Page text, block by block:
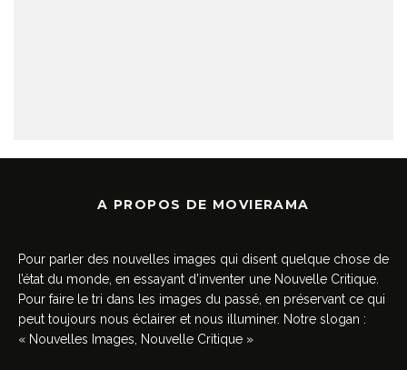
A PROPOS DE MOVIERAMA
Pour parler des nouvelles images qui disent quelque chose de
l’état du monde, en essayant d’inventer une Nouvelle Critique.
Pour faire le tri dans les images du passé, en préservant ce qui
peut toujours nous éclairer et nous illuminer. Notre slogan :
« Nouvelles Images, Nouvelle Critique »